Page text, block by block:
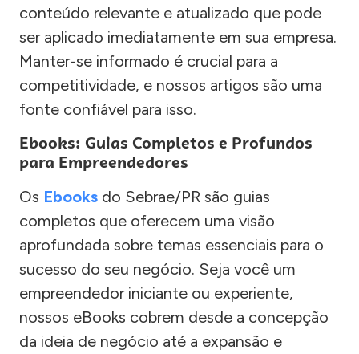
conteúdo relevante e atualizado que pode
ser aplicado imediatamente em sua empresa.
Manter-se informado é crucial para a
competitividade, e nossos artigos são uma
fonte confiável para isso.
Ebooks: Guias Completos e Profundos
para Empreendedores
Os Ebooks do Sebrae/PR são guias
completos que oferecem uma visão
aprofundada sobre temas essenciais para o
sucesso do seu negócio. Seja você um
empreendedor iniciante ou experiente,
nossos eBooks cobrem desde a concepção
da ideia de negócio até a expansão e